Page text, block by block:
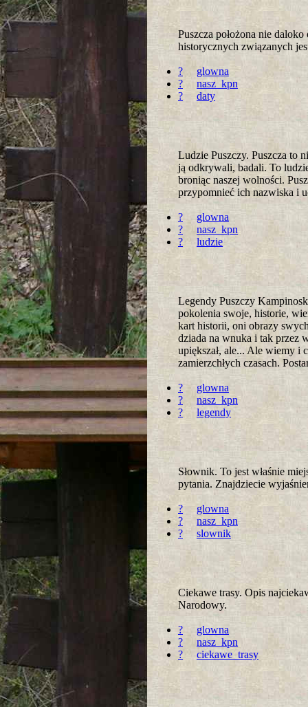
Puszcza położona nie
historycznych związanych
?
glowna
?
nasz_kpn
?
daty
Ludzie Puszczy. Puszcza to
ją odkrywali, badali. To
broniąc naszej wolności.
przypomnieć ich nazwiska i
?
glowna
?
nasz_kpn
?
ludzie
Legendy Puszczy
pokolenia swoje, historie,
kart historii, oni obrazy
dziada na wnuka i tak przez
upiększał, ale... Ale wiemy i
zamierzchłych czasach.
?
glowna
?
nasz_kpn
?
legendy
Słownik. To jest właśnie
pytania. Znajdziecie
?
glowna
?
nasz_kpn
?
slownik
Ciekawe trasy. Opis
Narodowy.
?
glowna
?
nasz_kpn
?
ciekawe_trasy